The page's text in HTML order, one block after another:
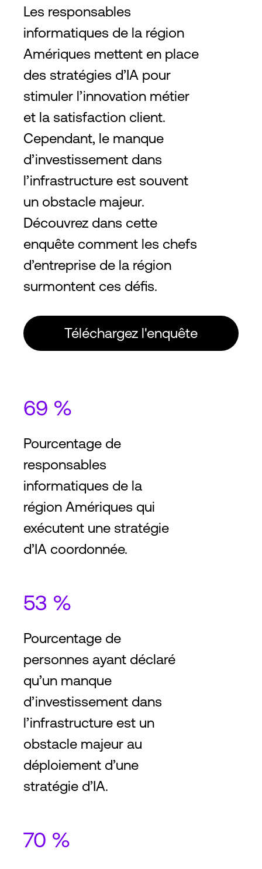
Les responsables
informatiques de la région
Amériques mettent en place
des stratégies d’IA pour
stimuler l’innovation métier
et la satisfaction client.
Cependant, le manque
d’investissement dans
l’infrastructure est souvent
un obstacle majeur.
Découvrez dans cette
enquête comment les chefs
d’entreprise de la région
surmontent ces défis.
Téléchargez l'enquête
69 %
Pourcentage de
responsables
informatiques de la
région Amériques qui
exécutent une stratégie
d’IA coordonnée.
53 %
Pourcentage de
personnes ayant déclaré
qu’un manque
d’investissement dans
l’infrastructure est un
obstacle majeur au
déploiement d’une
stratégie d’IA.
70 %